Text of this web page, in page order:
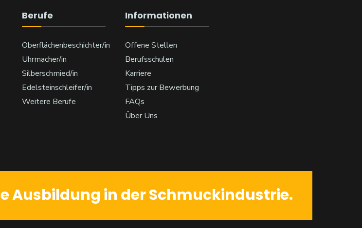
Berufe
Oberflächenbeschichter/in
Uhrmacher/in
Silberschmied/in
Edelsteinschleifer/in
Weitere Berufe
Informationen
Offene Stellen
Berufsschulen
Karriere
Tipps zur Bewerbung
FAQs
Über Uns
Ausbildung in der Schmuckindustrie.